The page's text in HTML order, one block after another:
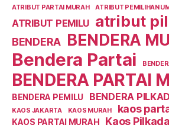
ATRIBUT PARTAI MURAH ATRIBUT PEMILIHAN
ATRIBUT PEMILU atribut
BENDERA BENDERA
Bendera Partai
BENDERA PARTAI
BENDERA PEMILU BENDERA
KAOS JAKARTA
KAOS MURAH kaos
KAOS PARTAI MURAH Kaos Pilkada